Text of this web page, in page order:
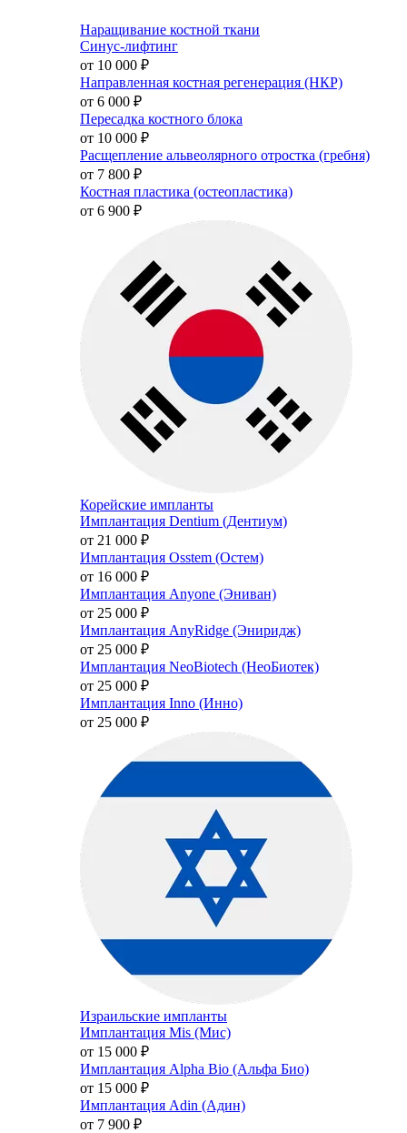
Наращивание костной ткани
Синус-лифтинг
от 10 000 ₽
Направленная костная регенерация (НКР)
от 6 000 ₽
Пересадка костного блока
от 10 000 ₽
Расщепление альвеолярного отростка (гребня)
от 7 800 ₽
Костная пластика (остеопластика)
от 6 900 ₽
Корейские импланты
Имплантация Dentium (Дентиум)
от 21 000 ₽
Имплантация Osstem (Остем)
от 16 000 ₽
Имплантация Anyone (Эниван)
от 25 000 ₽
Имплантация AnyRidge (Эниридж)
от 25 000 ₽
Имплантация NeoBiotech (НеоБиотек)
от 25 000 ₽
Имплантация Inno (Инно)
от 25 000 ₽
Израильские импланты
Имплантация Mis (Мис)
от 15 000 ₽
Имплантация Alpha Bio (Альфа Био)
от 15 000 ₽
Имплантация Adin (Адин)
от 7 900 ₽